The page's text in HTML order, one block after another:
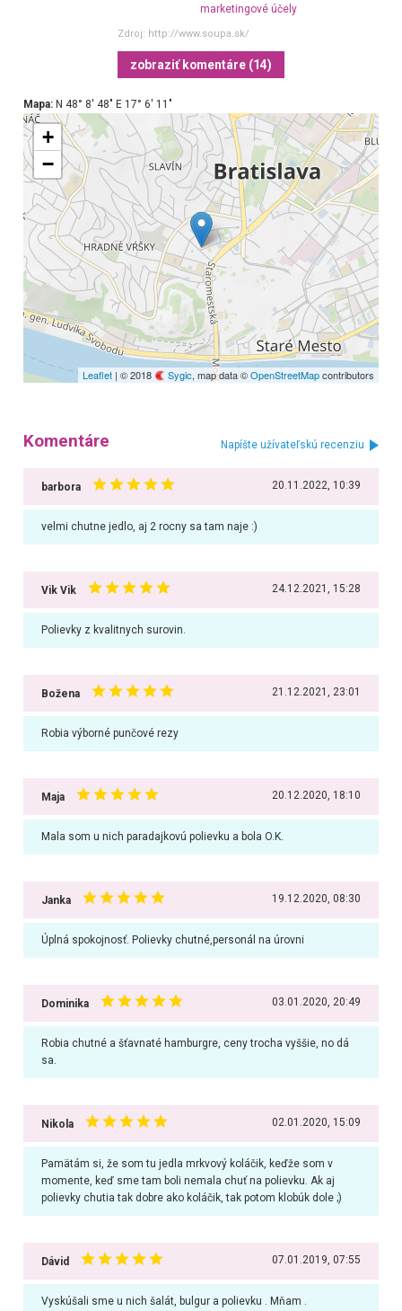
marketingové účely
Zdroj: http://www.soupa.sk/
zobraziť komentáre (14)
Mapa:N 48° 8′ 48″ E 17° 6′ 11″
+
−
Leaflet | © 2018 Sygic, map data ©OpenStreetMapcontributors
Komentáre Napíšte užívateľskú recenziu
barbora 20.11.2022, 10:39
velmi chutne jedlo, aj 2 rocny sa tam naje :)
Vik Vik 24.12.2021, 15:28
Polievky z kvalitnych surovin.
Božena 21.12.2021, 23:01
Robia výborné punčové rezy
Maja 20.12.2020, 18:10
Mala som u nich paradajkovú polievku a bola O.K.
Janka 19.12.2020, 08:30
Úplná spokojnosť. Polievky chutné,personál na úrovni
Dominika 03.01.2020, 20:49
Robia chutné a šťavnaté hamburgre, ceny trocha vyššie, no dá
sa.
Nikola 02.01.2020, 15:09
Pamätám si, že som tu jedla mrkvový koláčik, keďže som v
momente, keď sme tam boli nemala chuť na polievku. Ak aj
polievky chutia tak dobre ako koláčik, tak potom klobúk dole ;)
Dávid 07.01.2019, 07:55
Vyskúšali sme u nich šalát, bulgur a polievku . Mňam .